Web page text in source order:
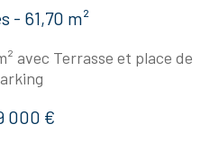
- 61,70 m²
avec Terrasse et place de
000 €